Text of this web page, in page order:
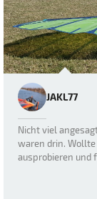
JAKL77
Nicht viel
waren drin. Wollte
ausprobieren und